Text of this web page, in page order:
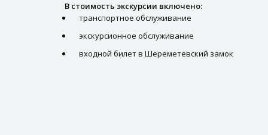
В стоимость экскурсии включено:
транспортное обслуживание
экскурсионное обслуживание
входной билет в Шереметевский замок